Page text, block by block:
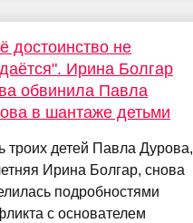
достоинство не
Ирина Болгар
обвинила Павла
в шантаже детьми
троих детей Павла Дурова,
Ирина Болгар, снова
подробностями
с основателем